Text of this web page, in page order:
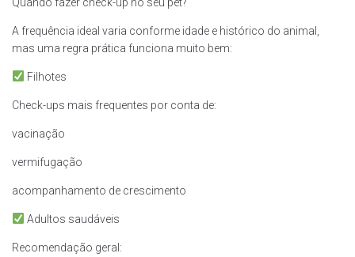
A frequência ideal varia conforme idade e histórico do animal,
mas uma regra prática funciona muito bem:
Filhotes
Check-ups mais frequentes por conta de:
vacinação
vermifugação
acompanhamento de crescimento
Adultos saudáveis
Recomendação geral: